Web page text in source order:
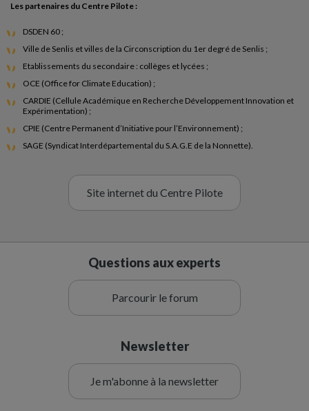
Les partenaires du Centre Pilote :
DSDEN 60 ;
Ville de Senlis et villes de la Circonscription du 1er degré de Senlis ;
Etablissements du secondaire : collèges et lycées ;
OCE (Office for Climate Education) ;
CARDIE (Cellule Académique en Recherche Développement Innovation et
Expérimentation) ;
CPIE (Centre Permanent d’Initiative pour l’Environnement) ;
SAGE (Syndicat Interdépartemental du S.A.G.E de la Nonnette).
Site internet du Centre Pilote
Questions aux experts
Parcourir le forum
Newsletter
Je m'abonne à la newsletter